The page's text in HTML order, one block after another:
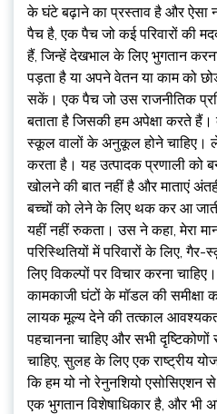
के घंटे बढ़ाने का प्रस्ताव है और
पैच है, एक पैच जो कई परिवारों की
हैं, जिन्हें देखभाल के लिए भुगतान
पड़ता है या अपने वेतन या काम को
सकें। एक पैच जो उस राजनीतिक
बताता है जिसकी हम अपेक्षा करते
स्कूल वालों के अनुकूल होने चाहिए।
करता है। यह उत्पादक प्रणाली को
खोलने की बात नहीं है और माताएं
बच्चों को लेने के लिए थक कर आ
यहीं नहीं रुकता। उस ने कहा, मेरा
परिस्थितियों में परिवारों के लिए,
लिए विकल्पों पर विचार करना
कामकाजी घंटों के मॉडल की
लायक मूल्य देने की तत्काल
पहचानना चाहिए और सभी
चाहिए, सुलह के लिए एक राष्ट्रीय
कि हम यो नो रेनुनशियो
एक भुगतान विशेषाधिकार है, और भी